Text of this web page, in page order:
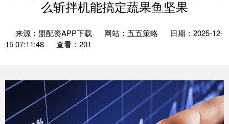
么斩拌机能搞定蔬果鱼坚果
来源：盟配资APP下载 网站：五五策略
日期：2025-12-
15 07:11:48
查看：201